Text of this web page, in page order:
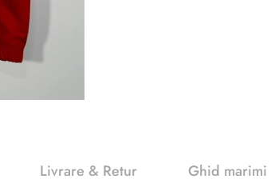
Livrare & Retur Ghid marimi